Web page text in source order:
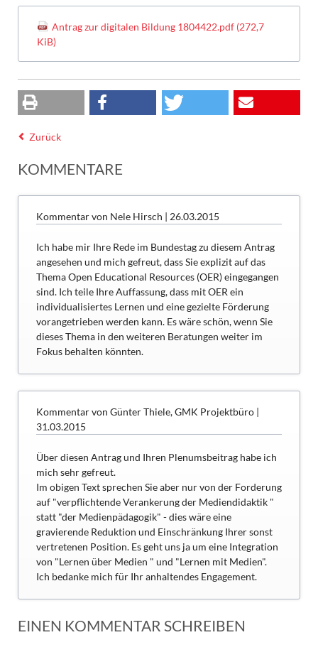
Antrag zur digitalen Bildung 1804422.pdf (272,7
KiB)
Zurück
KOMMENTARE
Kommentar von Nele Hirsch | 26.03.2015
Ich habe mir Ihre Rede im Bundestag zu diesem Antrag
angesehen und mich gefreut, dass Sie explizit auf das
Thema Open Educational Resources (OER) eingegangen
sind. Ich teile Ihre Auffassung, dass mit OER ein
individualisiertes Lernen und eine gezielte Förderung
vorangetrieben werden kann. Es wäre schön, wenn Sie
dieses Thema in den weiteren Beratungen weiter im
Fokus behalten könnten.
Kommentar von Günter Thiele, GMK Projektbüro |
31.03.2015
Über diesen Antrag und Ihren Plenumsbeitrag habe ich
mich sehr gefreut.
Im obigen Text sprechen Sie aber nur von der Forderung
auf "verpflichtende Verankerung der Mediendidaktik "
statt "der Medienpädagogik" - dies wäre eine
gravierende Reduktion und Einschränkung Ihrer sonst
vertretenen Position. Es geht uns ja um eine Integration
von "Lernen über Medien " und "Lernen mit Medien".
Ich bedanke mich für Ihr anhaltendes Engagement.
EINEN KOMMENTAR SCHREIBEN